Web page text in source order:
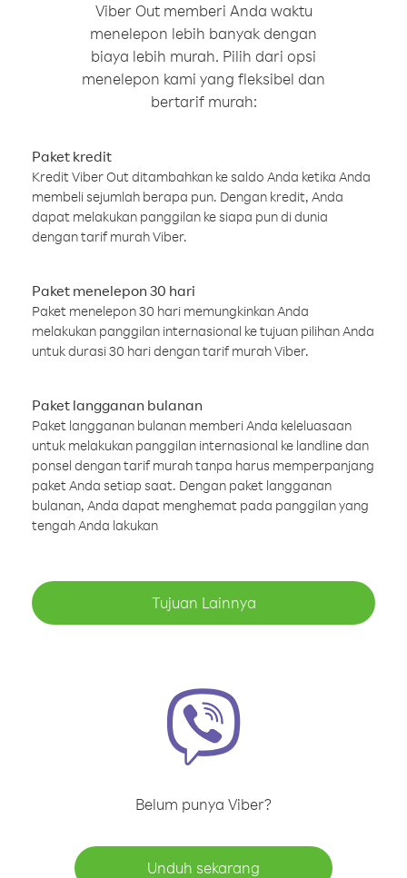
Viber Out memberi Anda waktu
menelepon lebih banyak dengan
biaya lebih murah. Pilih dari opsi
menelepon kami yang fleksibel dan
bertarif murah:
Paket kredit
Kredit Viber Out ditambahkan ke saldo Anda ketika Anda
membeli sejumlah berapa pun. Dengan kredit, Anda
dapat melakukan panggilan ke siapa pun di dunia
dengan tarif murah Viber.
Paket menelepon 30 hari
Paket menelepon 30 hari memungkinkan Anda
melakukan panggilan internasional ke tujuan pilihan Anda
untuk durasi 30 hari dengan tarif murah Viber.
Paket langganan bulanan
Paket langganan bulanan memberi Anda keleluasaan
untuk melakukan panggilan internasional ke landline dan
ponsel dengan tarif murah tanpa harus memperpanjang
paket Anda setiap saat. Dengan paket langganan
bulanan, Anda dapat menghemat pada panggilan yang
tengah Anda lakukan
Tujuan Lainnya
Belum punya Viber?
Unduh sekarang